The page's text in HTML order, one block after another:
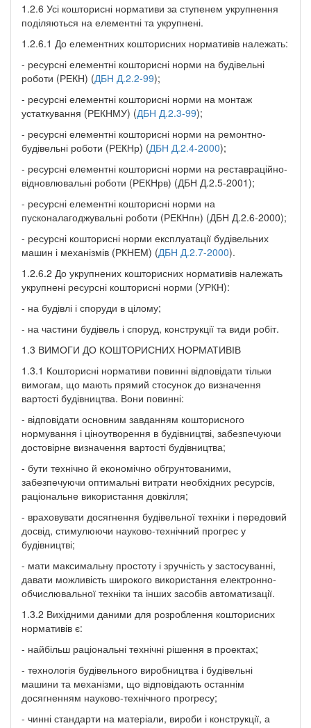
1.2.6 Усі кошторисні нормативи за ступенем укрупнення
поділяються на елементні та укрупнені.
1.2.6.1 До елементних кошторисних нормативів належать:
- ресурсні елементні кошторисні норми на будівельні
роботи (РЕКН) (ДБН Д.2.2-99);
- ресурсні елементні кошторисні норми на монтаж
устаткування (РЕКНМУ) (ДБН Д.2.3-99);
- ресурсні елементні кошторисні норми на ремонтно-
будівельні роботи (РЕКНр) (ДБН Д.2.4-2000);
- ресурсні елементні кошторисні норми на реставраційно-
відновлювальні роботи (РЕКНрв) (ДБН Д.2.5-2001);
- ресурсні елементні кошторисні норми на
пусконалагоджувальні роботи (РЕКНпн) (ДБН Д.2.6-2000);
- ресурсні кошторисні норми експлуатації будівельних
машин і механізмів (РКНЕМ) (ДБН Д.2.7-2000).
1.2.6.2 До укрупнених кошторисних нормативів належать
укрупнені ресурсні кошторисні норми (УРКН):
- на будівлі і споруди в цілому;
- на частини будівель і споруд, конструкції та види робіт.
1.3 ВИМОГИ ДО КОШТОРИСНИХ НОРМАТИВІВ
1.3.1 Кошторисні нормативи повинні відповідати тільки
вимогам, що мають прямий стосунок до визначення
вартості будівництва. Вони повинні:
- відповідати основним завданням кошторисного
нормування і ціноутворення в будівництві, забезпечуючи
достовірне визначення вартості будівництва;
- бути технічно й економічно обгрунтованими,
забезпечуючи оптимальні витрати необхідних ресурсів,
раціональне використання довкілля;
- враховувати досягнення будівельної техніки і передовий
досвід, стимулюючи науково-технічний прогрес у
будівництві;
- мати максимальну простоту і зручність у застосуванні,
давати можливість широкого використання електронно-
обчислювальної техніки та інших засобів автоматизації.
1.3.2 Вихідними даними для розроблення кошторисних
нормативів є:
- найбільш раціональні технічні рішення в проектах;
- технологія будівельного виробництва і будівельні
машини та механізми, що відповідають останнім
досягненням науково-технічного прогресу;
- чинні стандарти на матеріали, вироби і конструкції, а